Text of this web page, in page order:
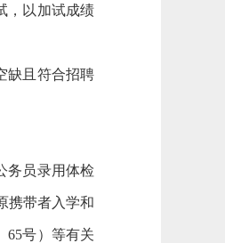
，以加试成绩
缺且符合招聘
务员录用体检
携带者入学和
65号）等有关